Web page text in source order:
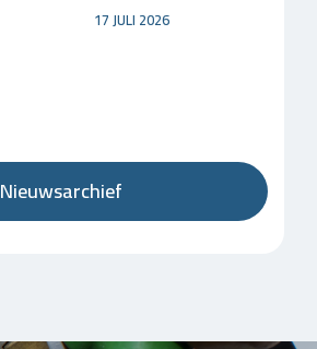
17 JULI 2026
Nieuwsarchief